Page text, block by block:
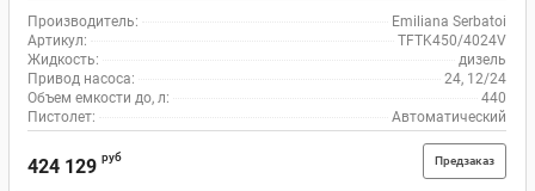
Производитель:
Emiliana Serbatoi
Артикул:
TFTK450/4024V
Жидкость:
дизель
Привод насоса:
24, 12/24
Объем емкости до, л:
440
Пистолет:
Автоматический
424 129 руб Предзаказ